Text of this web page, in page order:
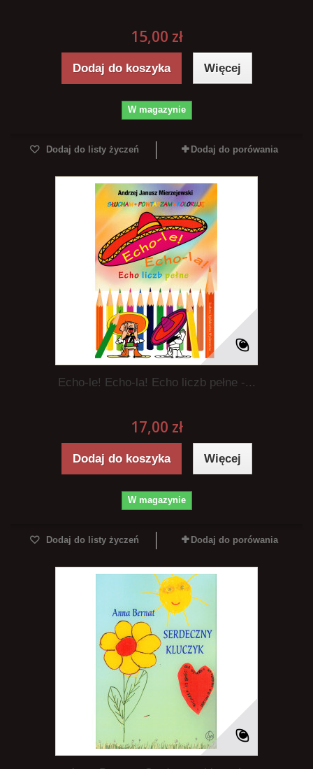
15,00 zł
Dodaj do koszyka Więcej
W magazynie
Dodaj do listy życzeń Dodaj do porówania
Echo-le! Echo-la! Echo liczb pełne -...
17,00 zł
Dodaj do koszyka Więcej
W magazynie
Dodaj do listy życzeń Dodaj do porówania